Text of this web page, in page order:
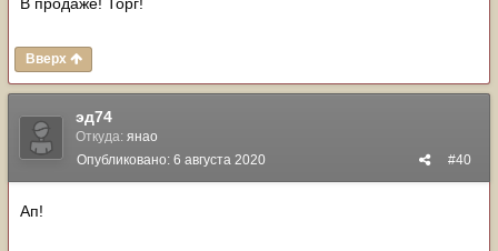
Вверх
эд74
Откуда: янао
#40
Опубликовано: 6 августа 2020
Ап!